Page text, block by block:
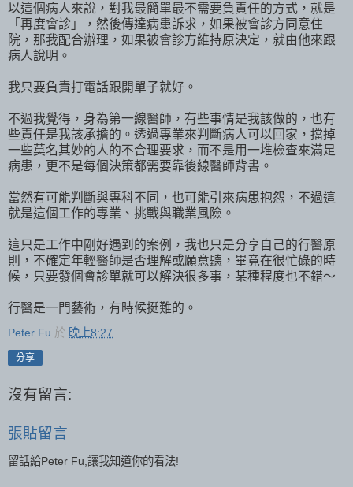
以這個病人來說，對我最簡單最不需要負責任的方式，就是
「再度會診」，然後傳達病患訴求，如果被會診方同意住
院，那我配合辦理，如果被會診方維持原決定，就由他來跟
病人說明。
我只要負責打電話跟開單子就好。
不過我覺得，身為第一線醫師，有些事情是我該做的，也有
些責任是我該承擔的。透過專業來判斷病人可以回家，擋掉
一些莫名其妙的人的不合理要求，而不是用一堆檢查來滿足
病患，更不是每個決策都需要靠後線醫師背書。
當然有可能判斷與專科不同，也可能引來病患抱怨，不過這
就是這個工作的專業、挑戰與職業風險。
這只是工作中剛好遇到的案例，我也只是分享自己的行醫原
則，不確定年輕醫師是否理解或願意聽，畢竟在很忙碌的時
候，只要發個會診單就可以解決很多事，某種程度也不錯～
行醫是一門藝術，有時候挺難的。
Peter Fu 於 晚上8:27
分享
沒有留言:
張貼留言
留話給Peter Fu,讓我知道你的看法!